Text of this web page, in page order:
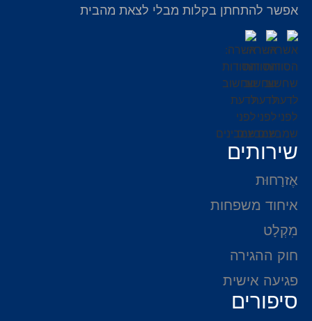
אפשר להתחתן בקלות מבלי לצאת מהבית
שירותים
אֶזרָחוּת
איחוד משפחות
מִקְלָט
חוק ההגירה
פגיעה אישית
סיפורים